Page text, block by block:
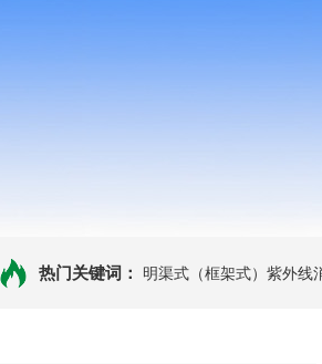
热门关键词： 明渠式（框架式）紫外线